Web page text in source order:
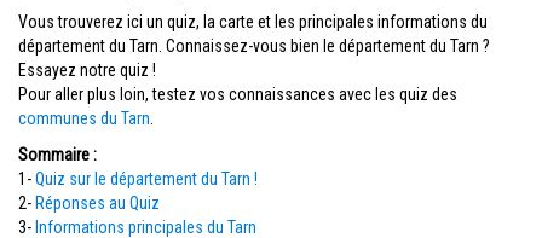
Vous trouverez ici un quiz, la carte et les principales informations du
département du Tarn. Connaissez-vous bien le département du Tarn ?
Essayez notre quiz !
Pour aller plus loin, testez vos connaissances avec les quiz des
communes du Tarn
Sommaire :
1-Quiz sur le département du Tarn !
2- Réponses au Quiz
3- Informations principales du Tarn